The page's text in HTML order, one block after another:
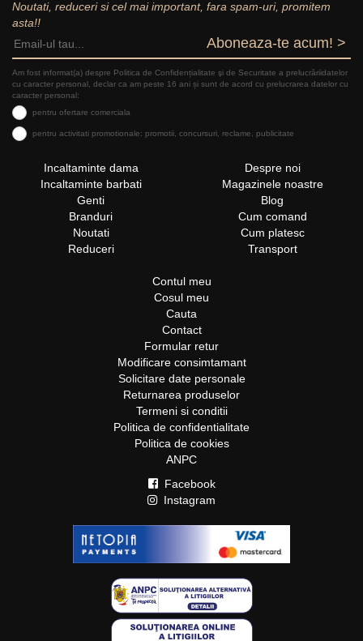
Noutati, reduceri si cel mai important, fara spam-uri, promitem
asta!!
Aboneaza-te acum! >
Am fost informat(a) despre Politica de Confidențialitate şi de Securitate a prelucrăriidatelor
cu caracter personal, declar ca am peste 16 ani și sunt de acord cu prelucrarea datelor cu
caracter personal:
pentru ofertare comerciala
pentru activitati promotionale: promotii, concursuri, reclame, publicitate
Incaltaminte dama
Incaltaminte barbati
Genti
Branduri
Noutati
Reduceri
Despre noi
Magazinele noastre
Blog
Cum comand
Cum platesc
Transport
Contul meu
Cosul meu
Cauta
Contact
Formular retur
Modificare consimtamant
Solicitare date personale
Returnarea produselor
Termeni si conditii
Politica de confidentialitate
Politica de cookies
ANPC
Facebook
Instagram